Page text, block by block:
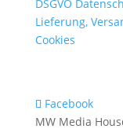
DSGVO
Lieferung,
Cookies
Facebook
MW Media